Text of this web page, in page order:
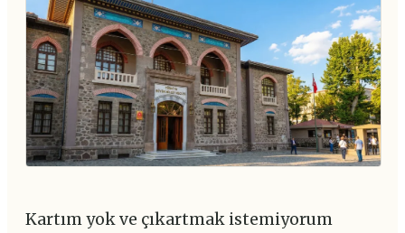
Kartım yok ve çıkartmak istemiyorum